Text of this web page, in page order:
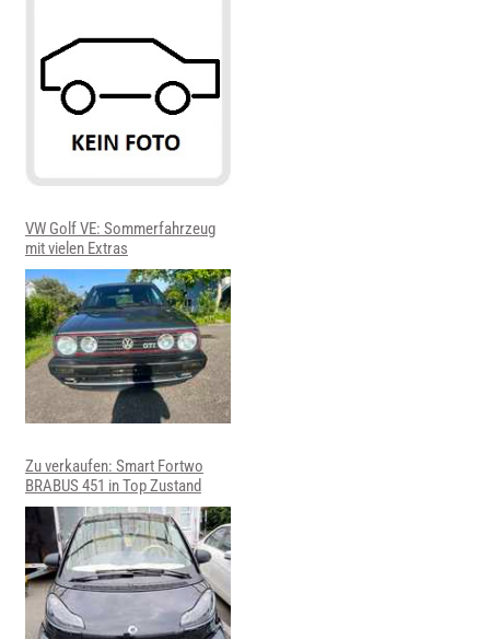
VW Golf VE: Sommerfahrzeug
mit vielen Extras
Zu verkaufen: Smart Fortwo
BRABUS 451 in Top Zustand